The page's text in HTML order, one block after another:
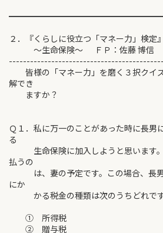
２．『くらしに役立つ「マネー力」検定
～生命保険～ ＦＰ：佐藤 博信
皆様の「マネー力」を磨く３択クイ
解でき
ますか？
Ｑ１．私に万一のことがあった時に長男
る
生命保険に加入しようと思います。
払うの
は、妻の予定です。この場合、長男
にか
かる税金の種類は次のうちどれで
① 所得税
② 贈与税